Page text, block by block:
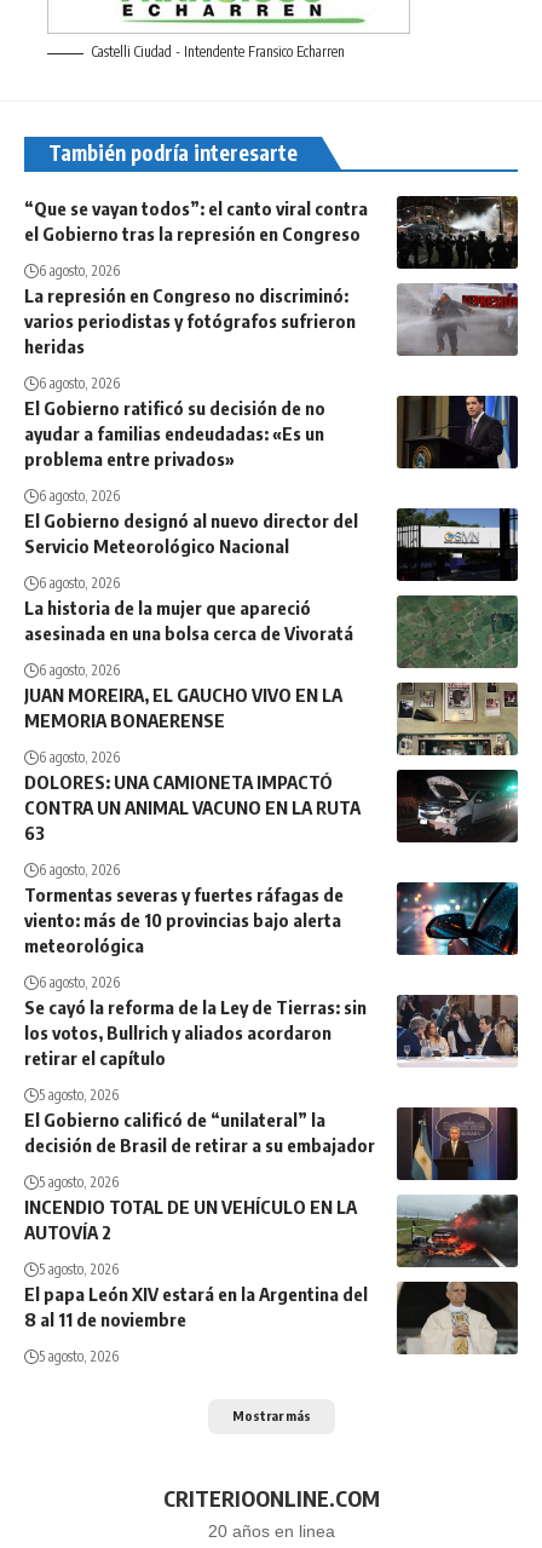
Castelli Ciudad - Intendente Fransico Echarren
También podría interesarte
“Que se vayan todos”: el canto viral contra
el Gobierno tras la represión en Congreso
6 agosto, 2026
La represión en Congreso no discriminó:
varios periodistas y fotógrafos sufrieron
heridas
6 agosto, 2026
El Gobierno ratificó su decisión de no
ayudar a familias endeudadas: «Es un
problema entre privados»
6 agosto, 2026
El Gobierno designó al nuevo director del
Servicio Meteorológico Nacional
6 agosto, 2026
La historia de la mujer que apareció
asesinada en una bolsa cerca de Vivoratá
6 agosto, 2026
JUAN MOREIRA, EL GAUCHO VIVO EN LA
MEMORIA BONAERENSE
6 agosto, 2026
DOLORES: UNA CAMIONETA IMPACTÓ
CONTRA UN ANIMAL VACUNO EN LA RUTA
63
6 agosto, 2026
Tormentas severas y fuertes ráfagas de
viento: más de 10 provincias bajo alerta
meteorológica
6 agosto, 2026
Se cayó la reforma de la Ley de Tierras: sin
los votos, Bullrich y aliados acordaron
retirar el capítulo
5 agosto, 2026
El Gobierno calificó de “unilateral” la
decisión de Brasil de retirar a su embajador
5 agosto, 2026
INCENDIO TOTAL DE UN VEHÍCULO EN LA
AUTOVÍA 2
5 agosto, 2026
El papa León XIV estará en la Argentina del
8 al 11 de noviembre
5 agosto, 2026
Mostrar más
CRITERIOONLINE.COM
20 años en linea